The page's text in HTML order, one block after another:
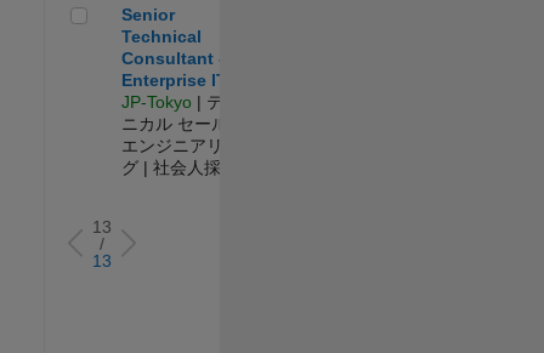
Senior Technical Consultant - Enterprise IT
Senior
Technical
Consultant -
Enterprise IT
JP-Tokyo | テク
ニカル セールス
エンジニアリン
グ | 社会人採用
13
/
13